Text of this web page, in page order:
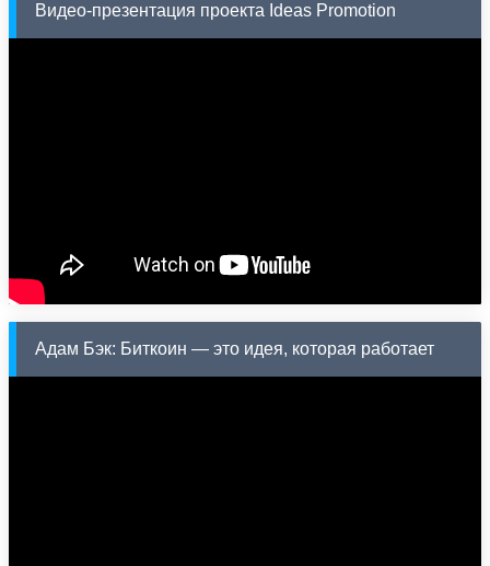
Видео-презентация проекта Ideas Promotion
Адам Бэк: Биткоин — это идея, которая работает